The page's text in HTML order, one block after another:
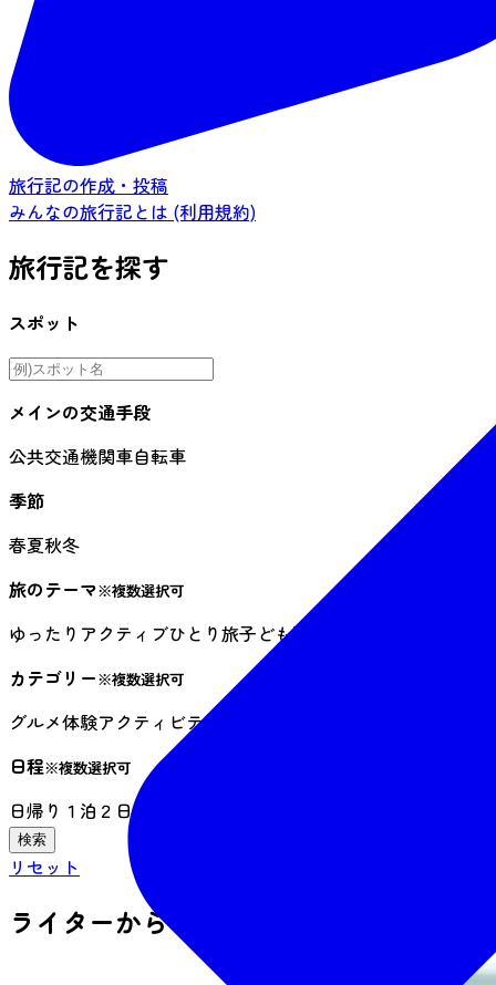
旅行記の作成・投稿
みんなの旅行記とは (利用規約)
旅行記を探す
スポット
メインの交通手段
公共交通機関車自転車
季節
春夏秋冬
旅のテーマ※複数選択可
ゆったり アクティブひとり旅子ども連れ
カテゴリー※複数選択可
グルメ体験アクティビティ
日程※複数選択可
日帰り １泊２日３日以上
リセット
ライターからさがす